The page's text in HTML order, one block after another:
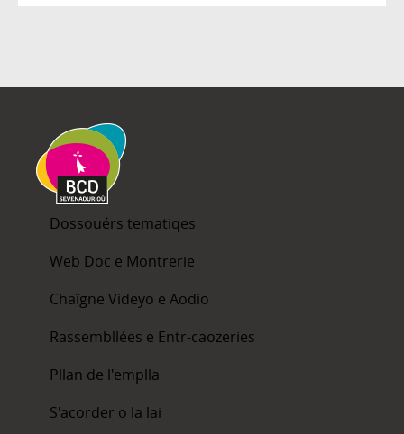
Dossouérs tematiqes
Web Doc e Montrerie
Chaïgne Videyo e Aodio
Rassembllées e Entr-caozeries
Pllan de l'emplla
S'acorder o la lai